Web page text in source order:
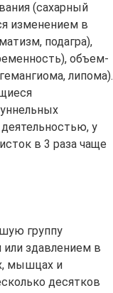
(сахарный
изменением в
подагра),
объем­
липома).
у
в 3 раза чаще
группу
здавлением в
мышцах и
десятков